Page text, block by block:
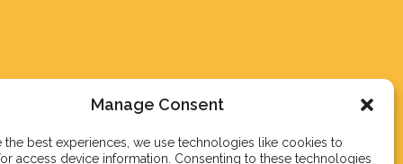
Manage Consent
the best experiences, we use technologies like cookies to
access device information. Consenting to these technologies